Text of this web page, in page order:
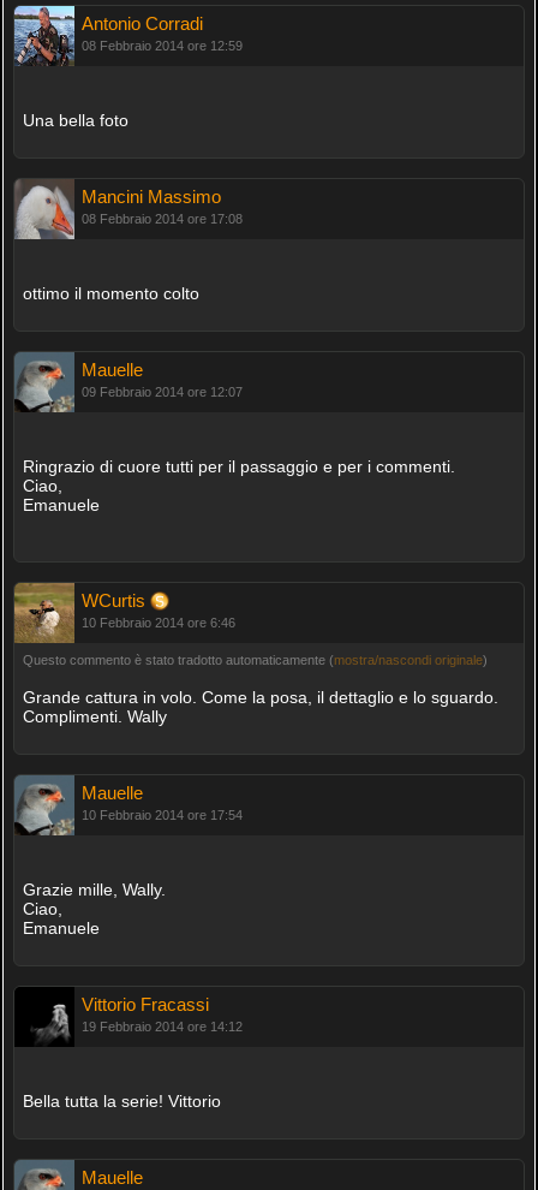
Antonio Corradi
08 Febbraio 2014 ore 12:59
Una bella foto
Mancini Massimo
08 Febbraio 2014 ore 17:08
ottimo il momento colto
Mauelle
09 Febbraio 2014 ore 12:07
Ringrazio di cuore tutti per il passaggio e per i commenti.
Ciao,
Emanuele
WCurtis
10 Febbraio 2014 ore 6:46
Questo commento è stato tradotto automaticamente (mostra/nascondi originale)
Grande cattura in volo. Come la posa, il dettaglio e lo sguardo.
Complimenti. Wally
Mauelle
10 Febbraio 2014 ore 17:54
Grazie mille, Wally.
Ciao,
Emanuele
Vittorio Fracassi
19 Febbraio 2014 ore 14:12
Bella tutta la serie! Vittorio
Mauelle